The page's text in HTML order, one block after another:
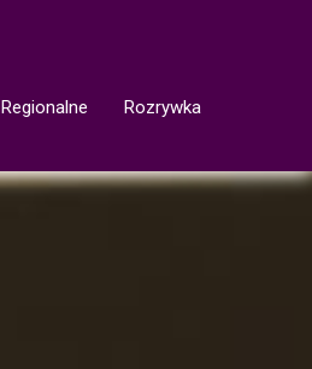
Regionalne
Rozrywka